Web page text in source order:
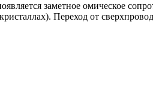
заметное омическое
Переход от